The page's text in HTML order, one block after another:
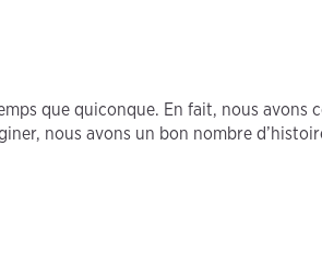
que quiconque. En fait, nous avons
nous avons un bon nombre